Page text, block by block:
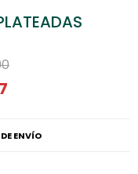
ENVÍO